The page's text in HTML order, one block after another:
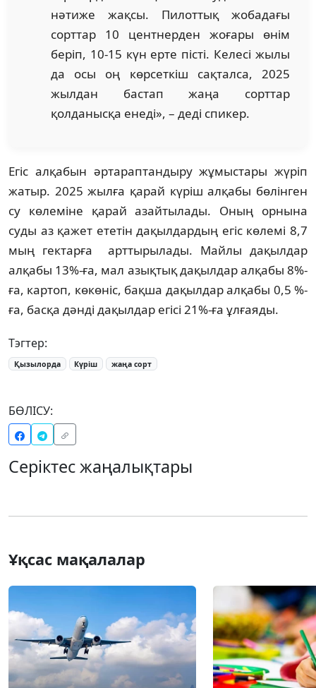
нәтиже жақсы. Пилоттық жобадағы
сорттар 10 центнерден жоғары өнім
беріп, 10-15 күн ерте пісті. Келесі жылы
да осы оң көрсеткіш сақталса, 2025
жылдан бастап жаңа сорттар
қолданысқа енеді», – деді спикер.
Егіс алқабын әртараптандыру жұмыстары жүріп
жатыр. 2025 жылға қарай күріш алқабы бөлінген
су көлеміне қарай азайтылады. Оның орнына
суды аз қажет ететін дақылдардың егіс көлемі 8,7
мың гектарға арттырылады. Майлы дақылдар
алқабы 13%-ға, мал азықтық дақылдар алқабы 8%-
ға, картоп, көкөніс, бақша дақылдар алқабы 0,5 %-
ға, басқа дәнді дақылдар егісі 21%-ға ұлғаяды.
Тэгтер:
Қызылорда Күріш жаңа сорт
БӨЛІСУ:
Серіктес жаңалықтары
Ұқсас мақалалар